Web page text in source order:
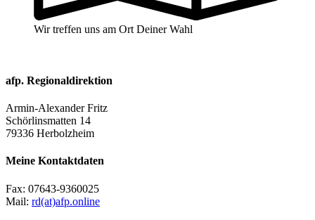
Wir treffen uns am Ort Deiner Wahl
afp. Regionaldirektion
Armin-Alexander Fritz
Schörlinsmatten 14
79336 Herbolzheim
Meine Kontaktdaten
Fax: 07643-9360025
Mail: rd(at)afp.online